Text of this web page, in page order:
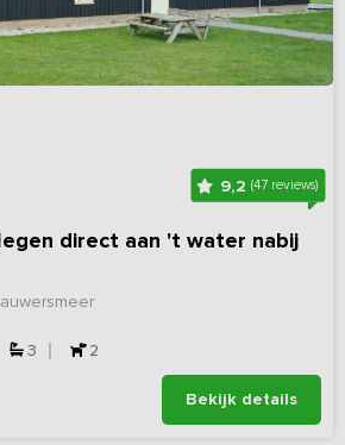
9,2(47 reviews)
direct aan 't water nabij
3 2
Bekijk details